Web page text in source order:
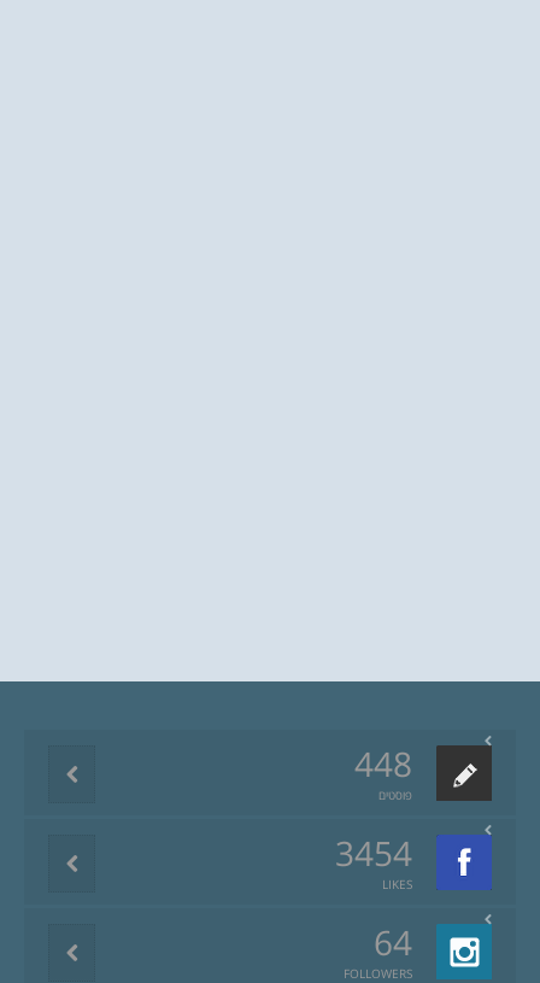
448
פוסטים
3454
LIKES
64
FOLLOWERS